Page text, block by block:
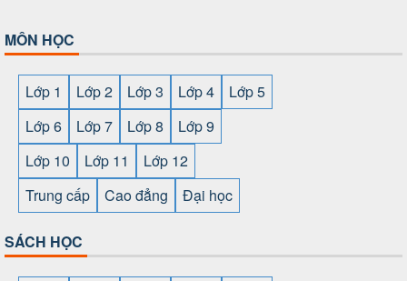
MÔN HỌC
Lớp 1 Lớp 2 Lớp 3 Lớp 4
Lớp 5
Lớp 6
Lớp 7 Lớp 8
Lớp 9
Lớp 10
Lớp 11
Lớp 12
Trung cấp
Cao đẳng Đại học
SÁCH HỌC